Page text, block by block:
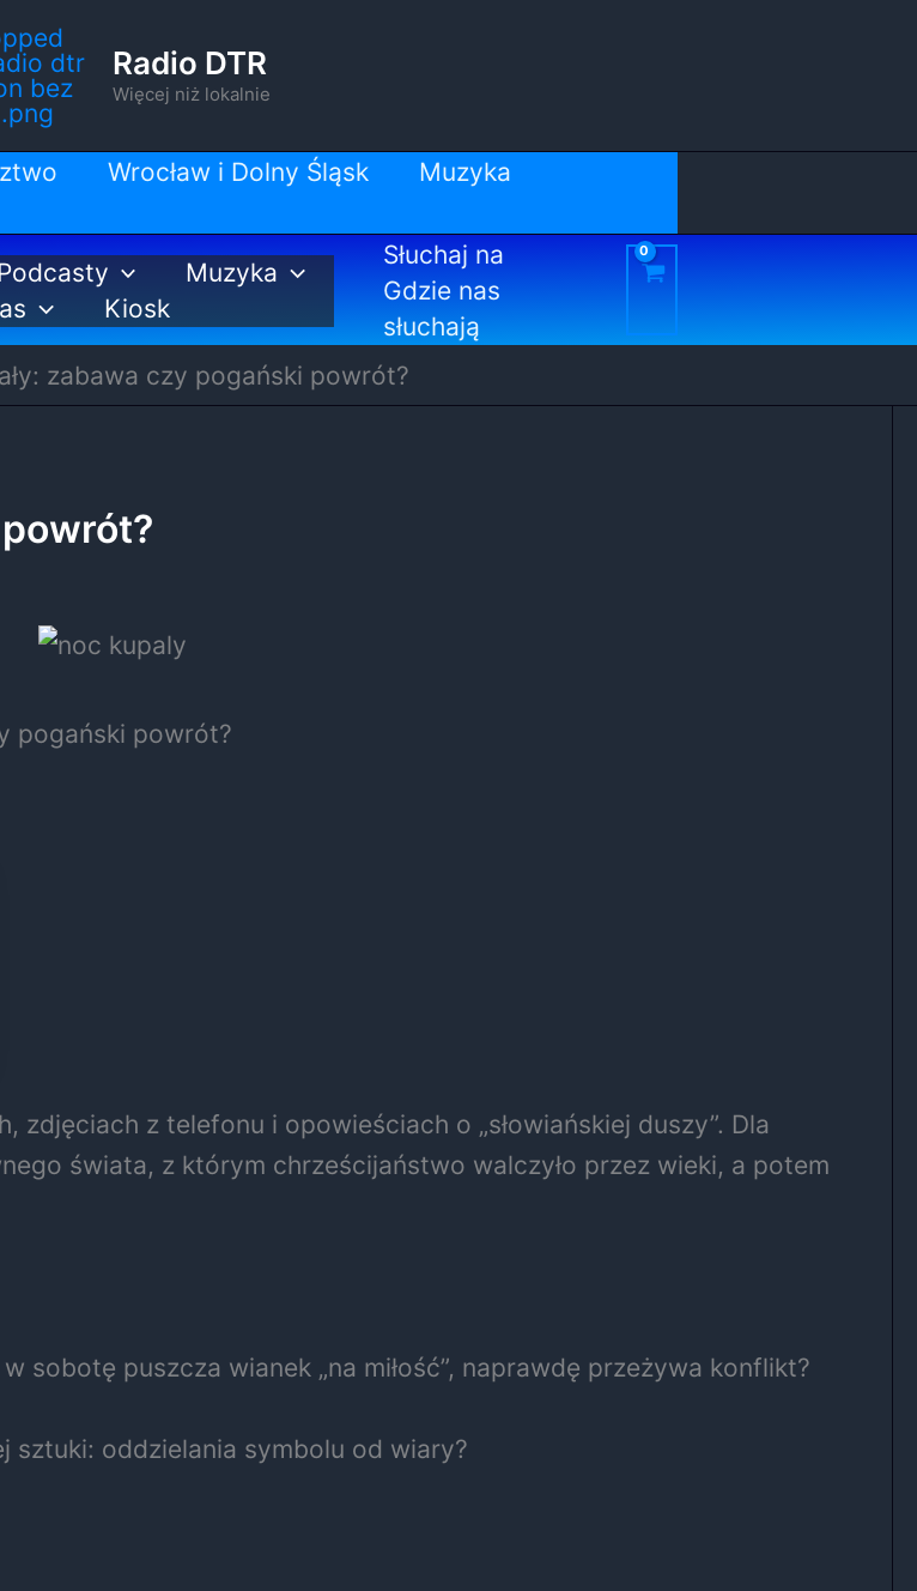
Radio DTR
Więcej niż lokalnie
Wrocław i Dolny Śląsk
Muzyka
Muzyka
Kiosk
Słuchaj na
Gdzie nas
słuchają
zabawa czy pogański powrót?
pogański powrót?
zdjęciach z telefonu i opowieściach o „słowiańskiej duszy”. Dla
świata, z którym chrześcijaństwo walczyło przez wieki, a potem
sobotę puszcza wianek „na miłość”, naprawdę przeżywa konflikt?
sztuki: oddzielania symbolu od wiary?